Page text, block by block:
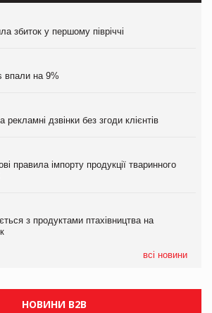
збиток у першому півріччі
впали на 9%
рекламні дзвінки без згоди клієнтів
правила імпорту продукції тваринного
з продуктами птахівництва на
всі новини
збиток у першому півріччі
впали на 9%
рекламні дзвінки без згоди клієнтів
правила імпорту продукції тваринного
з продуктами птахівництва на
збиток у першому півріччі
впали на 9%
рекламні дзвінки без згоди клієнтів
правила імпорту продукції тваринного
з продуктами птахівництва на
НОВИНИ B2B